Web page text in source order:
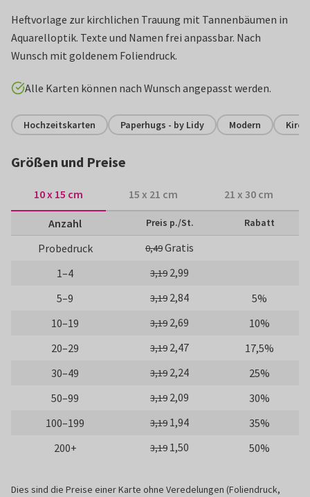
Heftvorlage zur kirchlichen Trauung mit Tannenbäumen in
Aquarelloptik. Texte und Namen frei anpassbar. Nach
Wunsch mit goldenem Foliendruck.
Alle Karten können nach Wunsch angepasst werden.
Hochzeitskarten Paperhugs - by Lidy Modern
Größen und Preise
10 x 15 cm 15 x 21 cm 21 x 30 cm
Anzahl Preis p./St. Rabatt
Probedruck 0,49Gratis
1–4
3,19 2,99
5–9
3,19 2,84
5%
10–19
3,19 2,69
10%
20–29
3,19 2,47
17,5%
30–49
3,19 2,24
25%
50–99
3,19 2,09
30%
100–199
3,19 1,94
35%
200+
3,19 1,50 50%
Dies sind die Preise einer Karte ohne Veredelungen (Foliendruck,